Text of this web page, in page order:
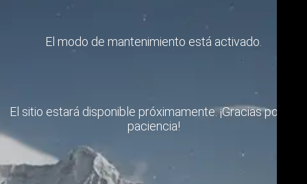
El modo de mantenimiento está activado.
El sitio estará disponible próximamente. ¡Gracias por su
paciencia!